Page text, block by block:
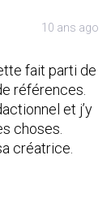
10 ans ago
fait parti de
références.
et j’y
choses.
créatrice.